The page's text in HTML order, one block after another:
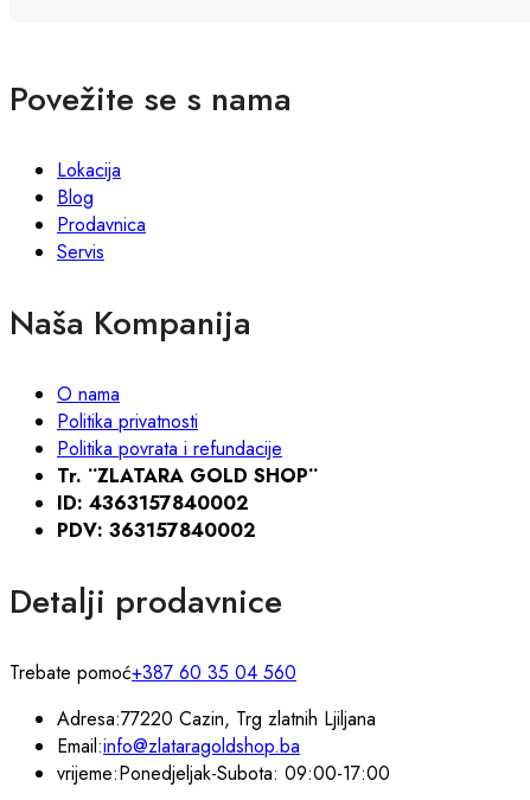
Povežite se s nama
Lokacija
Blog
Prodavnica
Servis
Naša Kompanija
O nama
Politika privatnosti
Politika povrata i refundacije
Tr. ¨ZLATARA GOLD SHOP¨
ID: 4363157840002
PDV: 363157840002
Detalji prodavnice
Trebate pomoć+387 60 35 04 560
Adresa:77220 Cazin, Trg zlatnih Ljiljana
Email:info@zlataragoldshop.ba
vrijeme:Ponedjeljak-Subota: 09:00-17:00